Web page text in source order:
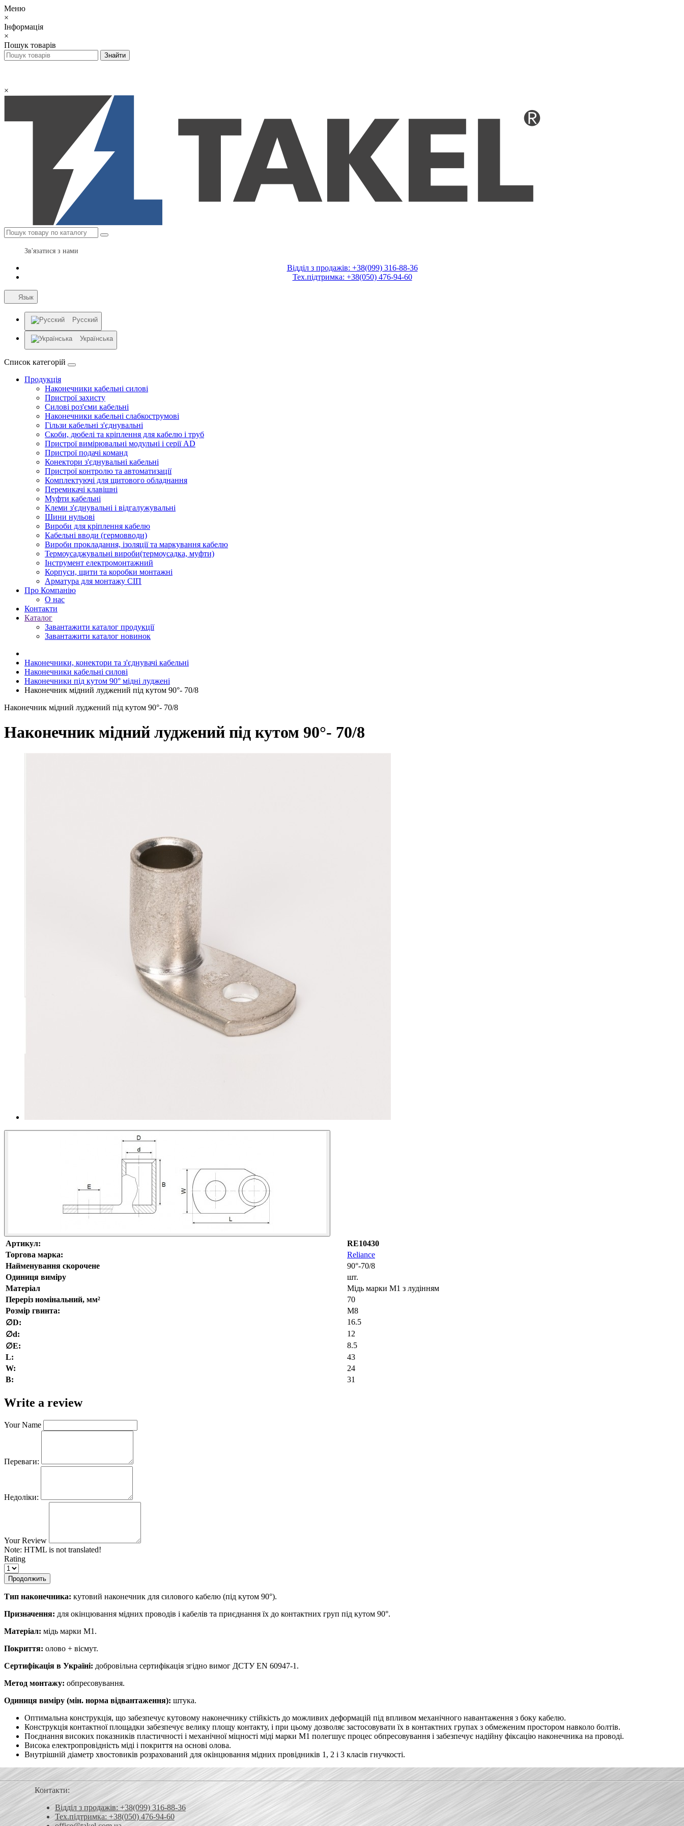
Меню
×
Інформація
×
Пошук товарів
×
Зв'язатися з нами
Відділ з продажів: +38(099) 316-88-36
Тех.підтримка: +38(050) 476-94-60
Язык
Русский
Українська
Список категорій
Продукція
Наконечники кабельні силові
Пристрої захисту
Силові роз'єми кабельні
Наконечники кабельні слабкострумові
Гільзи кабельні з'єднувальні
Скоби, дюбелі та кріплення для кабелю і труб
Пристрої вимірювальні модульні і серії AD
Пристрої подачі команд
Конектори з'єднувальні кабельні
Пристрої контролю та автоматизації
Комплектуючі для щитового обладнання
Перемикачі клавішні
Муфти кабельні
Клеми з'єднувальні і відгалужувальні
Шини нульові
Вироби для кріплення кабелю
Кабельні вводи (гермовводи)
Вироби прокладання, iзоляції та маркування кабелю
Термоусаджувальні вироби(термоусадка, муфти)
Інструмент електромонтажний
Корпуси, щити та коробки монтажні
Арматура для монтажу СІП
Про Компанію
О нас
Контакти
Каталог
Завантажити каталог продукції
Завантажити каталог новинок
Наконечники, конектори та з'єднувачі кабельні
Наконечники кабельні силові
Наконечники під кутом 90° мідні луджені
Наконечник мідний луджений під кутом 90°- 70/8
Наконечник мідний луджений під кутом 90°- 70/8
Наконечник мідний луджений під кутом 90°- 70/8
Артикул:
RE10430
Торгова марка:
Reliance
Найменування скорочене
90°-70/8
Одиниця виміру
шт.
Матеріал
Мідь марки М1 з лудінням
Переріз номінальний, мм²
70
Розмір гвинта:
М8
∅D:
16.5
∅d:
12
∅E:
8.5
L:
43
W:
24
В:
31
Write a review
Your Name
Переваги:
Недоліки:
Your Review
Note: HTML is not translated!
Rating
Продолжить
Тип наконечника: кутовий наконечник для силового кабелю (під кутом 90°).
Призначення: для окінцювання мідних проводів і кабелів та приєднання їх до контактних груп під кутом 90°.
Матеріал: мідь марки М1.
Покриття: олово + вісмут.
Сертифікація в Україні: добровільна сертифікація згідно вимог ДСТУ EN 60947-1.
Метод монтажу: обпресовування.
Одиниця виміру (мін. норма відвантаження): штука.
Оптимальна конструкція, що забезпечує кутовому наконечнику стійкість до можливих деформацій під впливом механічного навантаження з боку кабелю.
Конструкція контактної площадки забезпечує велику площу контакту, і при цьому дозволяє застосовувати їх в контактних групах з обмеженим простором навколо болтів.
Поєднання високих показників пластичності і механічної міцності міді марки М1 полегшує процес обпресовування і забезпечує надійну фіксацію наконечника на проводі.
Висока електропровідність міді і покриття на основі олова.
Внутрішній діаметр хвостовиків розрахований для окінцювання мідних провідників 1, 2 і 3 класів гнучкості.
Контакти:
Відділ з продажів: +38(099) 316-88-36
Тех.підтримка: +38(050) 476-94-60